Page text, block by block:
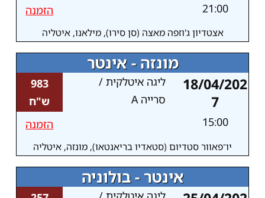
21:00
הזמנה
אצטדיון ג'וזפה מאצה (סן סירו), מילאנו, איטליה
מונזה - אינטר
18/04/202
7
15:00
ליגה איטלקית /
סרייה A
983
ש"ח
הזמנה
יו־פאוור סטדיום (סטאדיו בריאנטאו), מונזה, איטליה
אינטר - בולוניה